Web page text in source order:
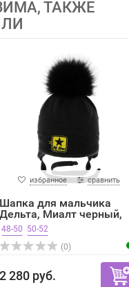
ТАКЖЕ
избранное сравнить
Шапка для мальчика
Дельта, Миалт черный,
зима
48-50 50-52
(0)
2 280 руб.